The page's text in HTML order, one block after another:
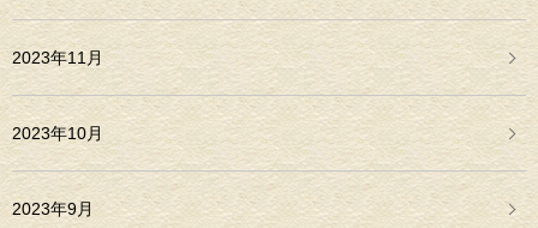
2023年11月
2023年10月
2023年9月